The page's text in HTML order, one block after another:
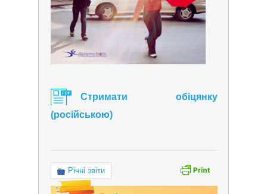
Стримати обіцянку
(російською)
Річні звіти